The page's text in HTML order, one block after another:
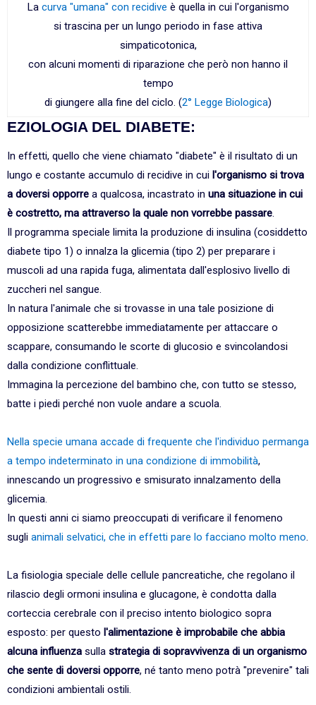
La curva "umana" con recidive è quella in cui l'organismo
si trascina per un lungo periodo in fase attiva
simpaticotonica,
con alcuni momenti di riparazione che però non hanno il
tempo
di giungere alla fine del ciclo. (2° Legge Biologica)
EZIOLOGIA DEL DIABETE:
In effetti, quello che viene chiamato "diabete" è il risultato di un
lungo e costante accumulo di recidive in cui l'organismo si trova
a doversi opporre a qualcosa, incastrato in una situazione in cui
è costretto, ma attraverso la quale non vorrebbe passare.
Il programma speciale limita la produzione di insulina (cosiddetto
diabete tipo 1) o innalza la glicemia (tipo 2) per preparare i
muscoli ad una rapida fuga, alimentata dall'esplosivo livello di
zuccheri nel sangue.
In natura l'animale che si trovasse in una tale posizione di
opposizione scatterebbe immediatamente per attaccare o
scappare, consumando le scorte di glucosio e svincolandosi
dalla condizione conflittuale.
Immagina la percezione del bambino che, con tutto se stesso,
batte i piedi perché non vuole andare a scuola.
Nella specie umana accade di frequente che l'individuo permanga
a tempo indeterminato in una condizione di immobilità,
innescando un progressivo e smisurato innalzamento della
glicemia.
In questi anni ci siamo preoccupati di verificare il fenomeno
sugli animali selvatici, che in effetti pare lo facciano molto meno.
La fisiologia speciale delle cellule pancreatiche, che regolano il
rilascio degli ormoni insulina e glucagone, è condotta dalla
corteccia cerebrale con il preciso intento biologico sopra
esposto: per questo l'alimentazione è improbabile che abbia
alcuna influenza sulla strategia di sopravvivenza di un organismo
che sente di doversi opporre, né tanto meno potrà "prevenire" tali
condizioni ambientali ostili.